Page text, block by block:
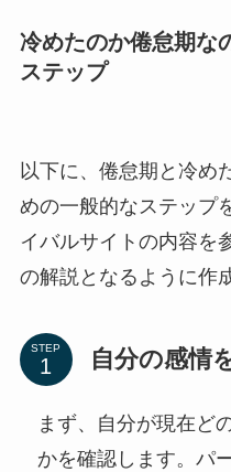
冷めたのか倦怠期な
ステップ
以下に、倦怠期と冷め
めの一般的なステップ
イバルサイトの内容を
の解説となるように作
STEP 自分の感情
まず、自分が現在ど
かを確認します。パ